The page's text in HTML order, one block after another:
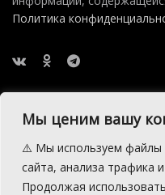
Мы ценим вашу
⚠️ Мы используем файлы
сайта, анализа трафика
Продолжая
Политика
2015 — 2026 © АНО Редакция
Производство сайта:Андрей